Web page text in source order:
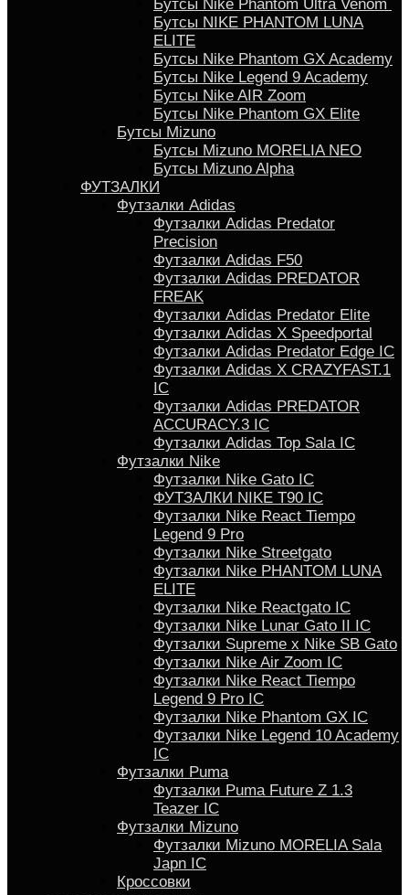
Бутсы Nike Phantom Ultra Venom
Бутсы NIKE PHANTOM LUNA
ELITE
Бутсы Nike Phantom GX Academy
Бутсы Nike Legend 9 Academy
Бутсы Nike AIR Zoom
Бутсы Nike Phantom GX Elite
Бутсы Mizuno
Бутсы Mizuno MORELIA NEO
Бутсы Mizuno Alpha
ФУТЗАЛКИ
Футзалки Adidas
Футзалки Adidas Predator
Precision
Футзалки Adidas F50
Футзалки Adidas PREDATOR
FREAK
Футзалки Adidas Predator Elite
Футзалки Аdidas X Speedportal
Футзалки Adidas Predator Edge IC
Футзалки Adidas X CRAZYFAST.1
IC
Футзалки Adidas PREDATOR
ACCURACY.3 IC
Футзалки Аdidas Top Sala IC
Футзалки Nike
Футзалки Nike Gato IC
ФУТЗАЛКИ NIKE T90 IC
Футзалки Nike React Tiempo
Legend 9 Pro
Футзалки Nike Streetgato
Футзалки Nike PHANTOM LUNA
ELITE
Футзалки Nike Reactgato IC
Футзалки Nike Lunar Gato II IC
Футзалки Supreme x Nike SB Gato
Футзалки Nike Air Zoom IC
Футзалки Nike React Tiempo
Legend 9 Pro IC
Футзалки Nike Phantom GX IC
Футзалки Nike Legend 10 Academy
IC
Футзалки Puma
Футзалки Puma Future Z 1.3
Teazer IC
Футзалки Mizuno
Футзалки Mizuno MORELIA Sala
Japn IC
Кроссовки